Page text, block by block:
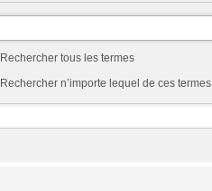
Rechercher tous les termes
Rechercher n’importe lequel de ces termes